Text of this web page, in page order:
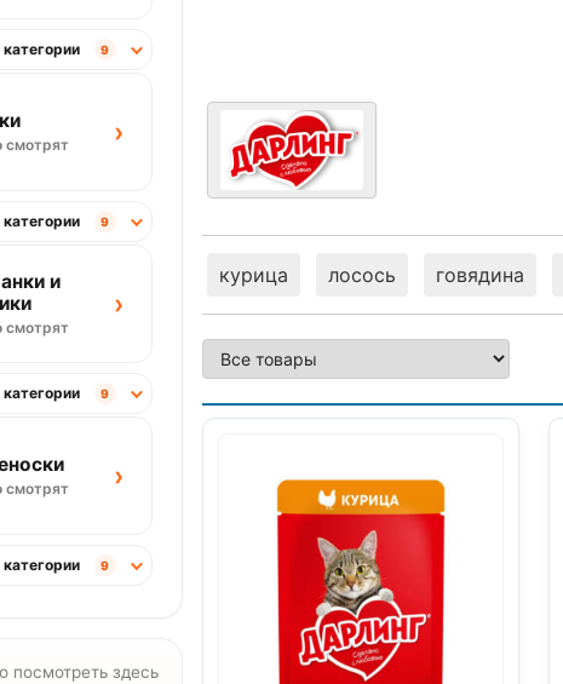
курица лосось говядина
9
смотрят ›
9
и
смотрят
›
9
смотрят ›
9
посмотреть здесь